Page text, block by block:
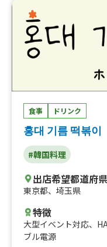
ップラテ、アップル
ルミルク、ホイップ
ー、アイスコーヒー
ナーアイスコーヒー
厚ミルクのアイスカ
ク、ホットココア、
フレーバーポテト、
ンデー、メープルアイ
イス、クッキーアンド
アイス、特製絶品タレのスタ
き氷、かき氷(ミルクア
食事 ドリンク
홍대 기름 떡볶
#韓国料理
出店希望都道府県
東京都、 埼玉県
特徴
大型イベント対応、
ブル電源